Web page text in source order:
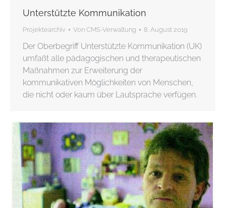
Unterstützte Kommunikation
Projektearchiv Von CMS-Verwaltung 8. August 2019
Der Oberbegriff Unterstützte Kommunikation (UK)
umfaßt alle pädagogischen und therapeutischen
Maßnahmen zur Erweiterung der
kommunikativen Möglichkeiten von Menschen,
die nicht oder kaum über Lautsprache verfügen.